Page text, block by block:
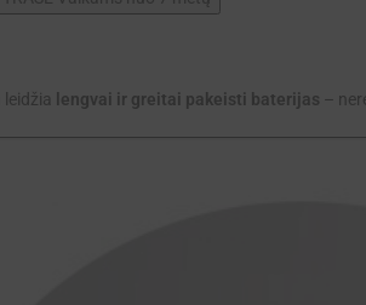
leidžia lengvai ir greitai pakeisti baterijas –